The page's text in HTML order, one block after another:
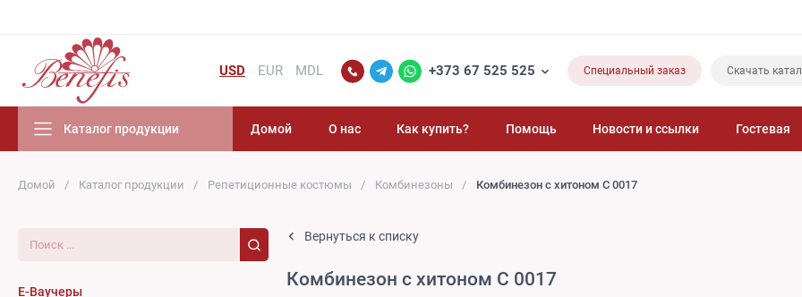
USD EUR MDL +373 67 525 525 Специальный заказ Скачать
Каталог продукции Домой О нас Как купить? Помощь Новости и ссылки Гостевая
Домой Каталог продукции Репетиционные костюмы Комбинезоны Комбинезон с хитоном C 0017
E-Ваучеры
Вернуться к списку
Комбинезон с хитоном C 0017